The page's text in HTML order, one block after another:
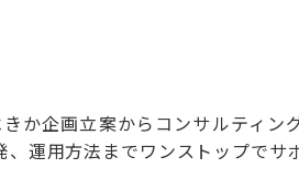
か企画立案からコンサルティン
運用方法までワンストップでサ